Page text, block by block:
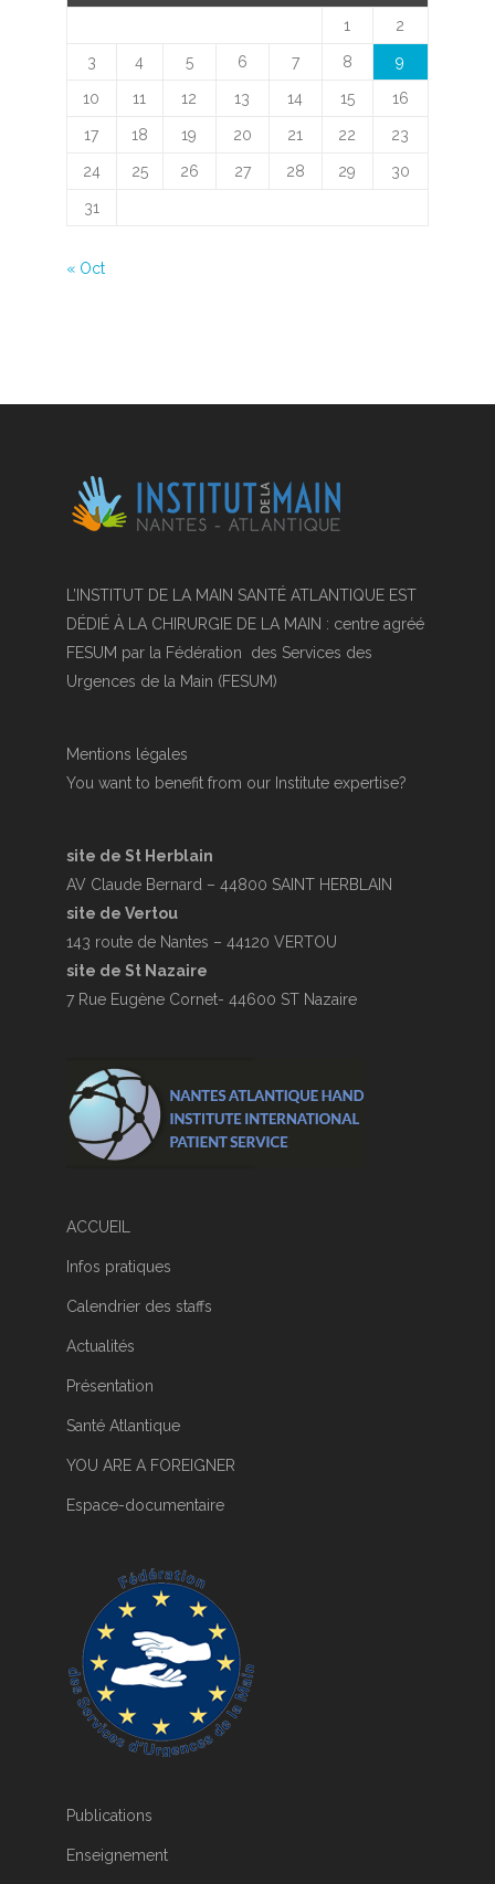
1 2
3 4 5 6 7 8 9
10 11 12 13 14 15 16
17 18 19 20 21 22 23
24 25 26 27 28 29 30
31
« Oct
L’INSTITUT DE LA MAIN SANTÉ ATLANTIQUE EST
DÉDIÉ À LA CHIRURGIE DE LA MAIN : centre agréé
FESUM par la Fédération des Services des
Urgences de la Main (FESUM)
Mentions légales
You want to benefit from our Institute expertise?
site de St Herblain
AV Claude Bernard – 44800 SAINT HERBLAIN
site de Vertou
143 route de Nantes – 44120 VERTOU
site de St Nazaire
7 Rue Eugène Cornet- 44600 ST Nazaire
ACCUEIL
Infos pratiques
Calendrier des staffs
Actualités
Présentation
Santé Atlantique
YOU ARE A FOREIGNER
Espace-documentaire
Publications
Enseignement